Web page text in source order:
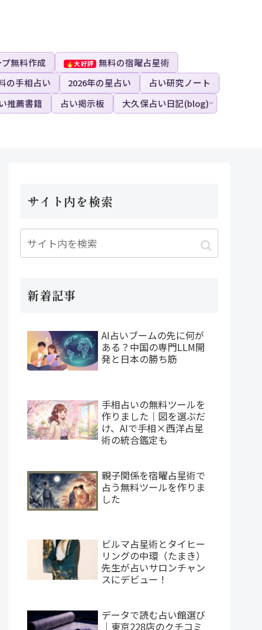
無料作成
無料の宿曜占星術
の手相占い 2026年の星占い
占い研究ノート
推薦書籍 占い掲示板
大久保占い日記(blog)
サイト内を検索
新着記事
AI占いブームの先に何が
ある？中国の専門LLM開
発と日本の勝ち筋
手相占いの無料ツールを
作りました｜図を選ぶだ
け、AIで手相×西洋占星
術の統合鑑定も
親子関係を宿曜占星術で
占う無料ツールを作りま
した
ビルマ占星術とタイヒー
リングの中環（たまき）
先生が占いサロンチャン
スにデビュー！
データで読む占い館選び
｜東京228店のクチコミ